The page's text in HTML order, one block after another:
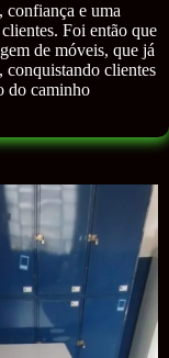
confiança e uma
Foi então que
de móveis, que já
conquistando clientes
do caminho